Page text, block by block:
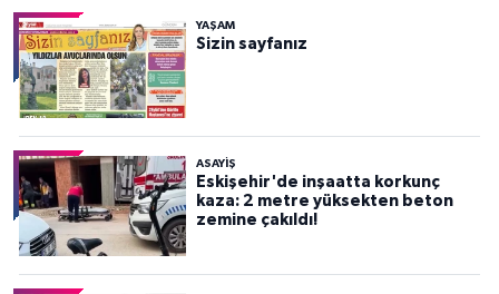
YAŞAM
Sizin sayfanız
ASAYİŞ
Eskişehir'de inşaatta korkunç
kaza: 2 metre yüksekten beton
zemine çakıldı!